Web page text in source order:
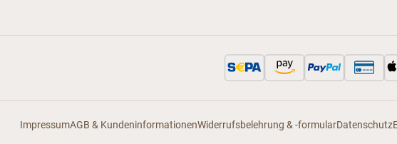
ImpressumAGB & KundeninformationenWiderrufsbelehrung & -formularDatenschutz